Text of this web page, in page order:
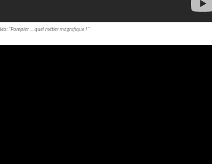
"Pompier ... quel métier magnifique ! "